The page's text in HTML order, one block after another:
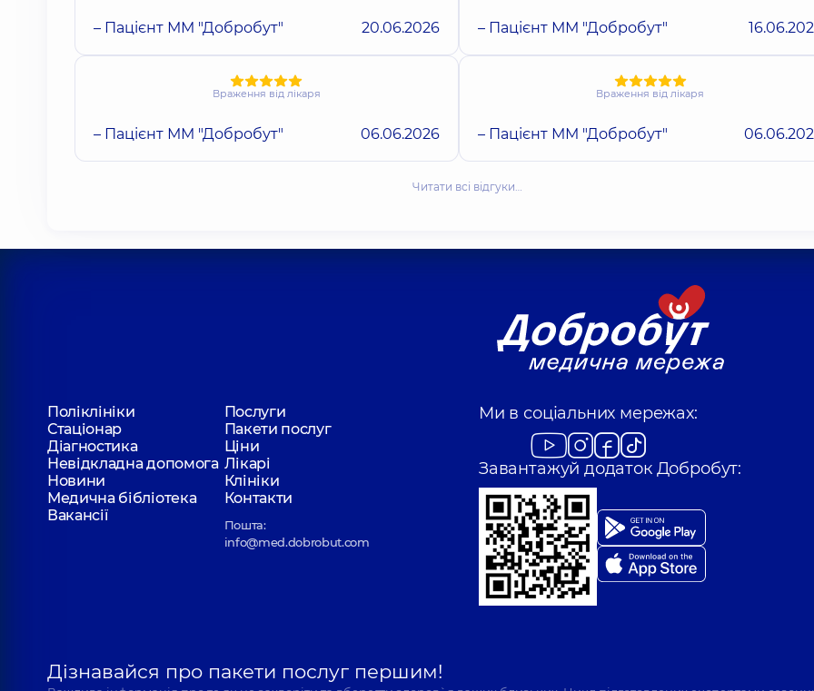
– Пацієнт ММ "Добробут" 20.06.2026 – Пацієнт ММ "Добробут"
Враження від лікаря
– Пацієнт ММ "Добробут" 06.06.2026
Враження від лікаря
– Пацієнт ММ "Добробут"
Читати всі відгуки…
Поліклініки
Послуги
Стаціонар
Пакети послуг
Діагностика
Ціни
Невідкладна допомога Лікарі
Новини
Клініки
Медична бібліотека
Контакти
Вакансії
Пошта:
info@med.dobrobut.com
Ми в соціальних мережах:
Завантажуй додаток Добробут:
Дізнавайся про пакети послуг першим!